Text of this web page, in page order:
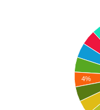
4%